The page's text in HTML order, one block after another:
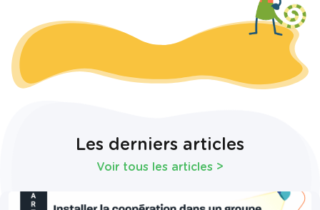
Les derniers articles
Voir tous les articles >